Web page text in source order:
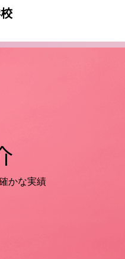
かな実績